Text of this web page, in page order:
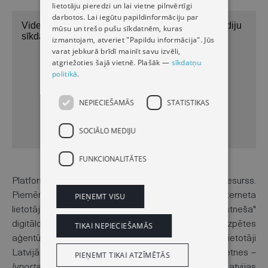
Platforma ir plaši izmantots informācijas resurss.
Piemēram, 2025. gadā teju 30% jeb katrs trešais interneta
lietotājs Latvijā ik mēnesi apmeklēja "Latvijas Vēstneša"
digitālo vidi, liecina starptautiskās interneta izpētes
aģentūrasGemiusdati. Tie ir 0,4 miljoni reālie lietotāji
Latvijā vecumā no 15–74 gadi. Divas platformas vietnes –
lietotāju pieredzi un lai vietne pilnvērtīgi
darbotos. Lai iegūtu papildinformāciju par
mūsu un trešo pušu sīkdatnēm, kuras
izmantojam, atveriet "Papildu informācija". Jūs
varat jebkurā brīdī mainīt savu izvēli,
atgriežoties šajā vietnē. Plašāk — sīkdatņu
politikā.
NEPIECIEŠAMĀS STATISTIKAS
SOCIĀLO MEDIJU
FUNKCIONALITĀTES
PIEŅEMT TIKAI ATZĪMĒTĀS
PIEŅEMT VISU
TIKAI NEPIECIEŠAMĀS